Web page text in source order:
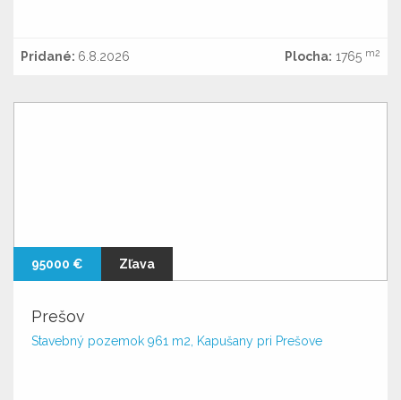
Pridané: 6.8.2026 Plocha: 1765 m2
95000 € Zľava
Prešov
Stavebný pozemok 961 m2, Kapušany pri Prešove